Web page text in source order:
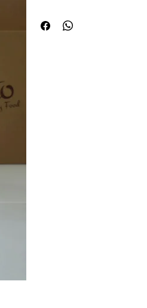
ugodno mirisnom. Savršena za
tropske njege u vlastitoj